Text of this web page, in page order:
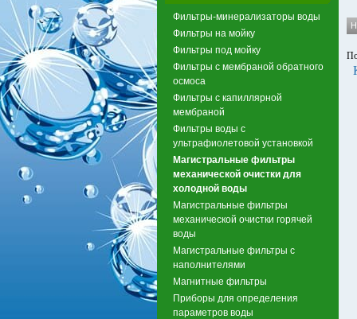
Фильтры-минерализаторы воды
Фильтры на мойку
Фильтры под мойку
Фильтры с мембраной обратного
осмоса
Фильтры с капиллярной
мембраной
Фильтры воды с
ультрафиолетовой установкой
Магистральные фильтры
механической очистки для
холодной воды
Магистральные фильтры
механической очистки горячей
воды
Магистральные фильтры с
наполнителями
Магнитные фильтры
Приборы для определения
параметров воды